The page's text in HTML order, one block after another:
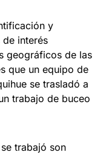
y
interés
geográficos de las
que un equipo de
se trasladó a
trabajo de buceo
trabajó son